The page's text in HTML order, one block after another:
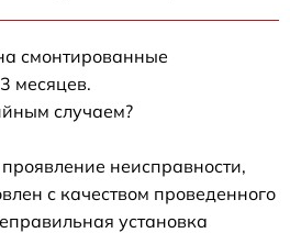
смонтированные
месяцев.
случаем?
неисправности,
с качеством проведенного
установка